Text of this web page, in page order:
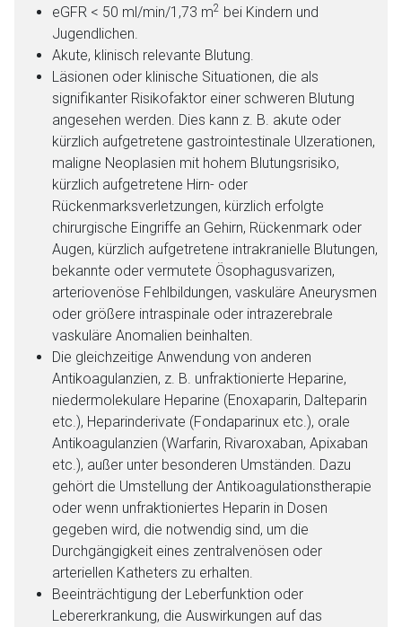
eGFR < 50 ml/min/1,73 m2 bei Kindern und
Jugendlichen.
Akute, klinisch relevante Blutung.
Läsionen oder klinische Situationen, die als
signifikanter Risikofaktor einer schweren Blutung
angesehen werden. Dies kann z. B. akute oder
kürzlich aufgetretene gastrointestinale Ulzerationen,
maligne Neoplasien mit hohem Blutungsrisiko,
kürzlich aufgetretene Hirn- oder
Rückenmarksverletzungen, kürzlich erfolgte
chirurgische Eingriffe an Gehirn, Rückenmark oder
Augen, kürzlich aufgetretene intrakranielle Blutungen,
bekannte oder vermutete Ösophagusvarizen,
arteriovenöse Fehlbildungen, vaskuläre Aneurysmen
oder größere intraspinale oder intrazerebrale
vaskuläre Anomalien beinhalten.
Die gleichzeitige Anwendung von anderen
Antikoagulanzien, z. B. unfraktionierte Heparine,
niedermolekulare Heparine (Enoxaparin, Dalteparin
etc.), Heparinderivate (Fondaparinux etc.), orale
Antikoagulanzien (Warfarin, Rivaroxaban, Apixaban
etc.), außer unter besonderen Umständen. Dazu
gehört die Umstellung der Antikoagulationstherapie
oder wenn unfraktioniertes Heparin in Dosen
gegeben wird, die notwendig sind, um die
Durchgängigkeit eines zentralvenösen oder
arteriellen Katheters zu erhalten.
Beeinträchtigung der Leberfunktion oder
Lebererkrankung, die Auswirkungen auf das